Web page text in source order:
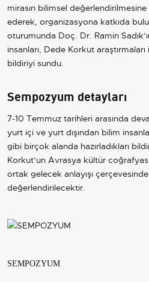
mirasın bilimsel değerlendirilmesine
ederek, organizasyona katkıda
oturumunda Doç. Dr. Ramin
insanları, Dede Korkut
bildiriyi sundu.
Sempozyum detayları
7-10 Temmuz tarihleri arasında
yurt içi ve yurt dışından bilim
gibi birçok alanda hazırladıkları
Korkut’un Avrasya kültür
ortak gelecek anlayışı
değerlendirilecektir.
SEMPOZYUM